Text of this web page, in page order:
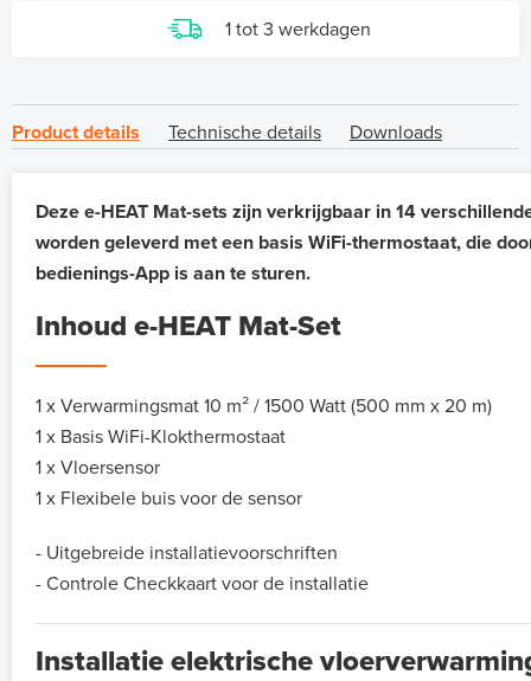
1 tot 3 werkdagen
Product details Technische details Downloads
Deze e-HEAT Mat-sets zijn verkrijgbaar in 14
worden geleverd met een basis WiFi-thermostaat, die
bedienings-App is aan te sturen.
Inhoud e-HEAT Mat-Set
1 x Verwarmingsmat 10 m² / 1500 Watt (500 mm x 20 m)
1 x Basis WiFi-Klokthermostaat
1 x Vloersensor
1 x Flexibele buis voor de sensor
- Uitgebreide installatievoorschriften
- Controle Checkkaart voor de installatie
Installatie elektrische